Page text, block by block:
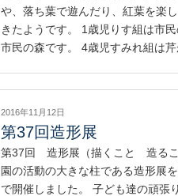
や、落ち葉で遊んだり、紅葉を楽
きたようです。 1歳児りす組は市
市民の森です。 4歳児すみれ組は
2016年11月12日
第37回造形展
第37回 造形展（描くこと 造る
園の活動の大きな柱である造形展
で開催しました。 子ども達の頑張